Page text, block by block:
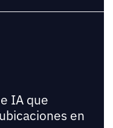
IA que
en